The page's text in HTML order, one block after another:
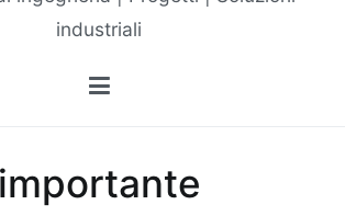
industriali
importante